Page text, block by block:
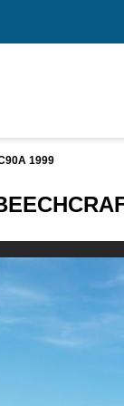
1999